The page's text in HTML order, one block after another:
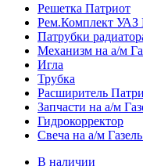
Решетка Патриот
Рем.Комплект УАЗ
Патрубки
Механизм на а/м
Игла
Трубка
Расширитель
Запчасти на а/м
Гидрокорректор
Свеча на а/м
В наличии